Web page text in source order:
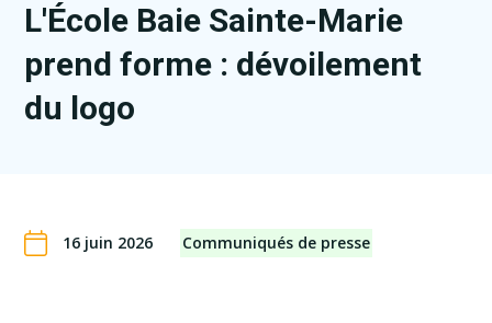
L'École Baie Sainte-Marie
prend forme : dévoilement
du logo
16 juin 2026 Communiqués de presse